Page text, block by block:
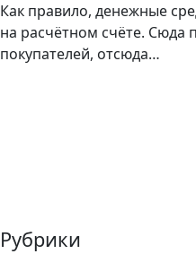
Как правило, денежные
на расчётном счёте. Сюда
покупателей, отсюда…
Рубрики